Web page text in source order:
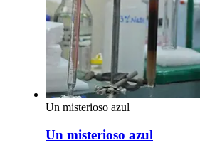
Un misterioso azul
Un misterioso azul